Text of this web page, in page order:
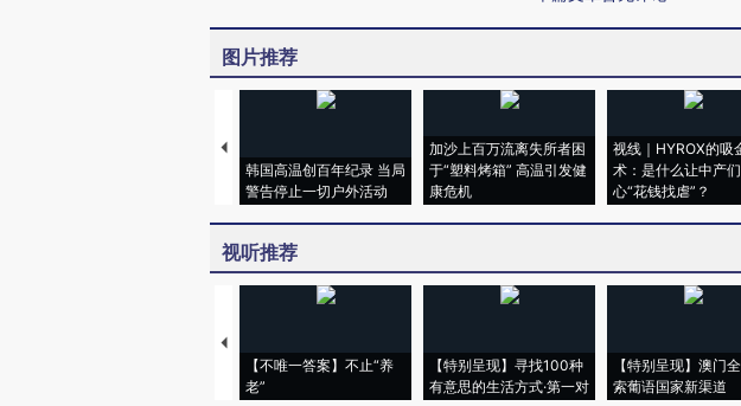
图片推荐
韩国高温创百年纪录 当局
警告停止一切户外活动
加沙上百万流离失所者困
于“塑料烤箱” 高温引发健
康危机
视线｜HYROX的吸
术：是什么让中产
心“花钱找虐”？
视听推荐
【不唯一答案】不止“养
老”
【特别呈现】寻找100种
有意思的生活方式·第一对
【特别呈现】澳门
索葡语国家新渠道